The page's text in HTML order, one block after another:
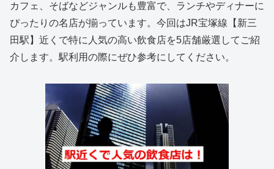
カフェ、そばなどジャンルも豊富で、ランチやディナーに
ぴったりの名店が揃っています。今回はJR宝塚線【新三
田駅】近くで特に人気の高い飲食店を5店舗厳選してご紹
介します。駅利用の際にぜひ参考にしてください。